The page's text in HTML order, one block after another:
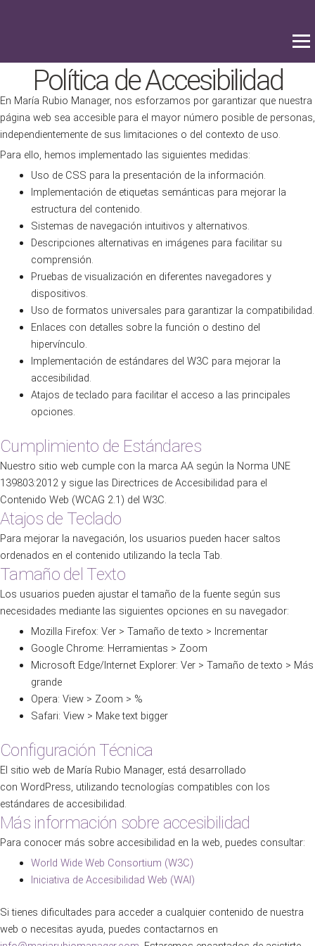
Política de Accesibilidad
En María Rubio Manager, nos esforzamos por garantizar que nuestra
página web sea accesible para el mayor número posible de personas,
independientemente de sus limitaciones o del contexto de uso.
Para ello, hemos implementado las siguientes medidas:
Uso de CSS para la presentación de la información.
Implementación de etiquetas semánticas para mejorar la
estructura del contenido.
Sistemas de navegación intuitivos y alternativos.
Descripciones alternativas en imágenes para facilitar su
comprensión.
Pruebas de visualización en diferentes navegadores y
dispositivos.
Uso de formatos universales para garantizar la compatibilidad.
Enlaces con detalles sobre la función o destino del
hipervínculo.
Implementación de estándares del W3C para mejorar la
accesibilidad.
Atajos de teclado para facilitar el acceso a las principales
opciones.
Cumplimiento de Estándares
Nuestro sitio web cumple con la marca AA según la Norma UNE
139803:2012 y sigue las Directrices de Accesibilidad para el
Contenido Web (WCAG 2.1) del W3C.
Atajos de Teclado
Para mejorar la navegación, los usuarios pueden hacer saltos
ordenados en el contenido utilizando la tecla Tab.
Tamaño del Texto
Los usuarios pueden ajustar el tamaño de la fuente según sus
necesidades mediante las siguientes opciones en su navegador:
Mozilla Firefox: Ver > Tamaño de texto > Incrementar
Google Chrome: Herramientas > Zoom
Microsoft Edge/Internet Explorer: Ver > Tamaño de texto > Más
grande
Opera: View > Zoom > %
Safari: View > Make text bigger
Configuración Técnica
El sitio web de María Rubio Manager, está desarrollado
con WordPress, utilizando tecnologías compatibles con los
estándares de accesibilidad.
Más información sobre accesibilidad
Para conocer más sobre accesibilidad en la web, puedes consultar:
World Wide Web Consortium (W3C)
Iniciativa de Accesibilidad Web (WAI)
Si tienes dificultades para acceder a cualquier contenido de nuestra
web o necesitas ayuda, puedes contactarnos en